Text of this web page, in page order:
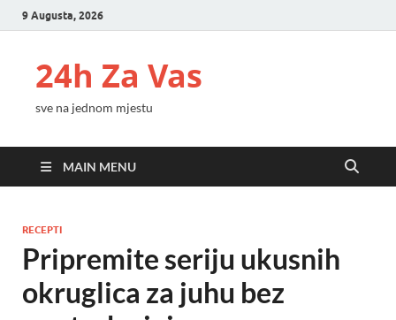
9 Augusta, 2026
24h Za Vas
sve na jednom mjestu
MAIN MENU
RECEPTI
Pripremite seriju ukusnih
okruglica za juhu bez